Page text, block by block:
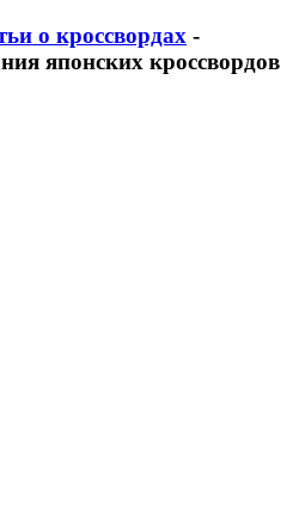
о кроссвордах -
японских кроссвордов